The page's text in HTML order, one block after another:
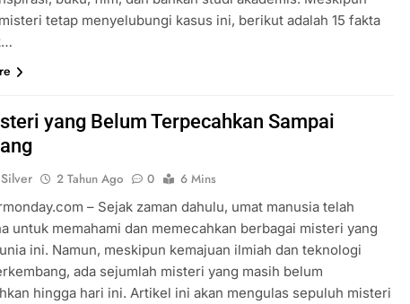
tetap menyelubungi kasus ini, berikut adalah 15 fakta
yang Belum Terpecahkan Sampai
2 Tahun Ago 0
6 Mins
– Sejak zaman dahulu, umat manusia telah
untuk memahami dan memecahkan berbagai misteri yang
ini. Namun, meskipun kemajuan ilmiah dan teknologi
ada sejumlah misteri yang masih belum
hingga hari ini. Artikel ini akan mengulas sepuluh misteri